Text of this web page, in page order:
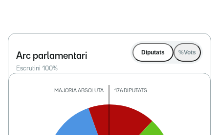
Arc parlamentari
Escrutini 100%
Diputats %Vots